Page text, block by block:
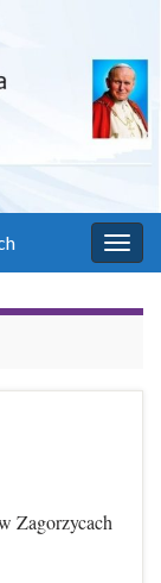
Zagorzycach